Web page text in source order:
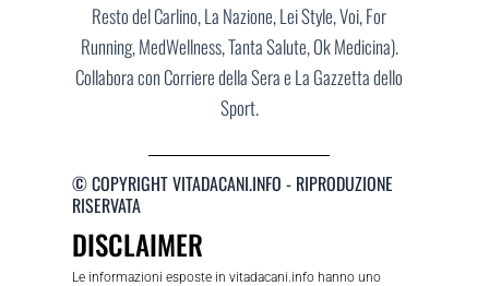
Resto del Carlino, La Nazione, Lei Style, Voi, For
Running, MedWellness, Tanta Salute, Ok Medicina).
Collabora con Corriere della Sera e La Gazzetta dello
Sport.
© COPYRIGHT VITADACANI.INFO - RIPRODUZIONE
RISERVATA
DISCLAIMER
Le informazioni esposte in vitadacani.info hanno uno